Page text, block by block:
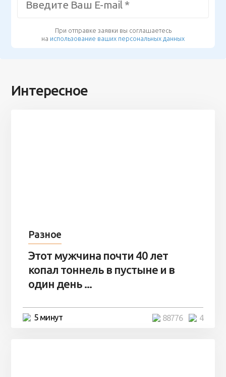
При отправке заявки вы соглашаетесь
на использование ваших персональных данных
Интересное
Разное
Этот мужчина почти 40 лет
копал тоннель в пустыне и в
один день ...
5 минут 4
88776